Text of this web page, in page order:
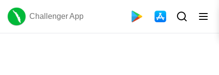
Challenger App